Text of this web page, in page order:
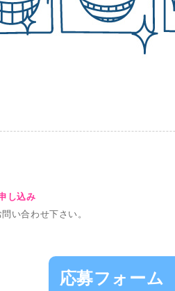
し込み
い合わせ下さい。
応募フォーム